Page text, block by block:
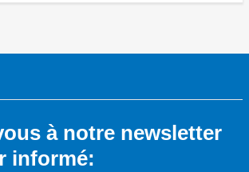
à notre newsletter
informé: